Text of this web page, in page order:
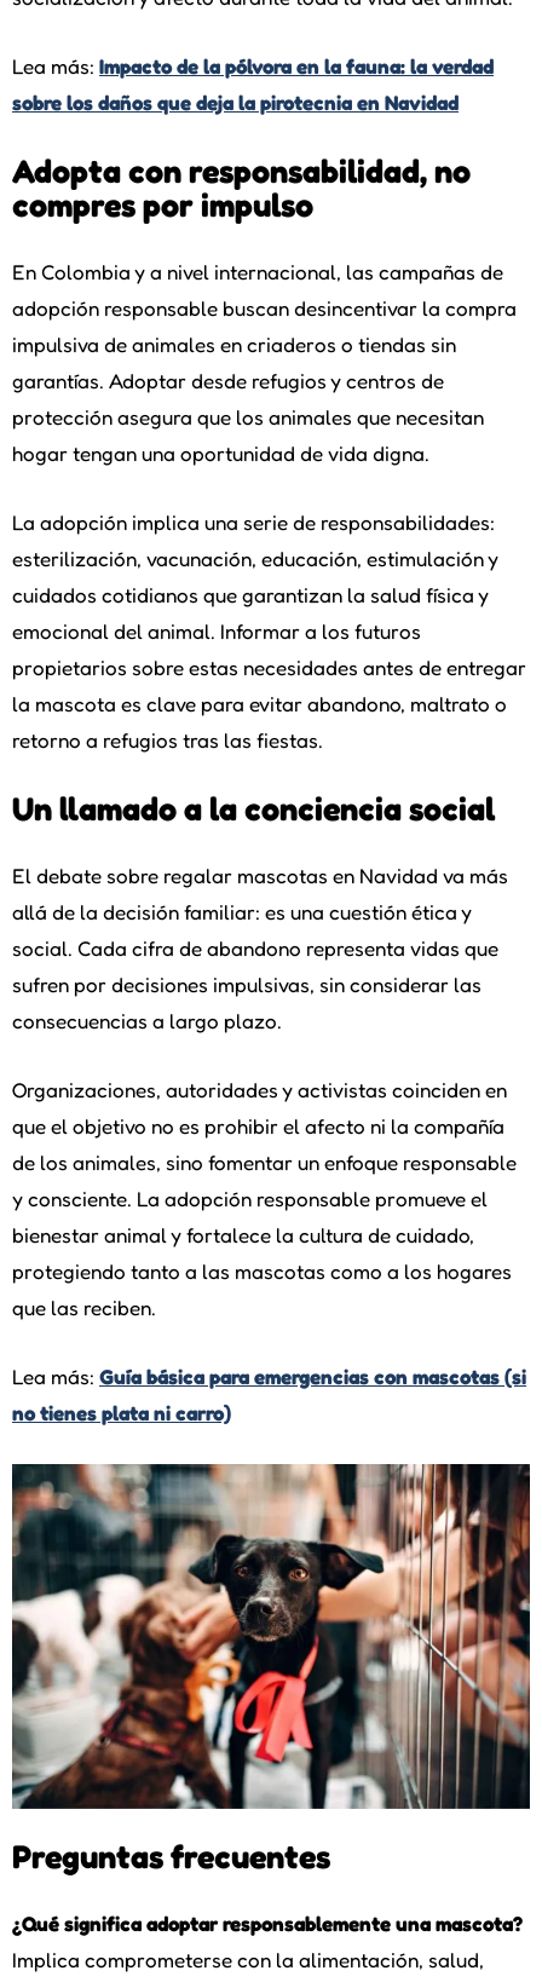
Lea más: Impacto de la pólvora en la fauna: la verdad
sobre los daños que deja la pirotecnia en Navidad
Adopta con responsabilidad, no
compres por impulso
En Colombia y a nivel internacional, las campañas de
adopción responsable buscan desincentivar la compra
impulsiva de animales en criaderos o tiendas sin
garantías. Adoptar desde refugios y centros de
protección asegura que los animales que necesitan
hogar tengan una oportunidad de vida digna.
La adopción implica una serie de responsabilidades:
esterilización, vacunación, educación, estimulación y
cuidados cotidianos que garantizan la salud física y
emocional del animal. Informar a los futuros
propietarios sobre estas necesidades antes de entregar
la mascota es clave para evitar abandono, maltrato o
retorno a refugios tras las fiestas.
Un llamado a la conciencia social
El debate sobre regalar mascotas en Navidad va más
allá de la decisión familiar: es una cuestión ética y
social. Cada cifra de abandono representa vidas que
sufren por decisiones impulsivas, sin considerar las
consecuencias a largo plazo.
Organizaciones, autoridades y activistas coinciden en
que el objetivo no es prohibir el afecto ni la compañía
de los animales, sino fomentar un enfoque responsable
y consciente. La adopción responsable promueve el
bienestar animal y fortalece la cultura de cuidado,
protegiendo tanto a las mascotas como a los hogares
que las reciben.
Lea más: Guía básica para emergencias con mascotas (si
no tienes plata ni carro)
Preguntas frecuentes
¿Qué significa adoptar responsablemente una mascota?
Implica comprometerse con la alimentación, salud,